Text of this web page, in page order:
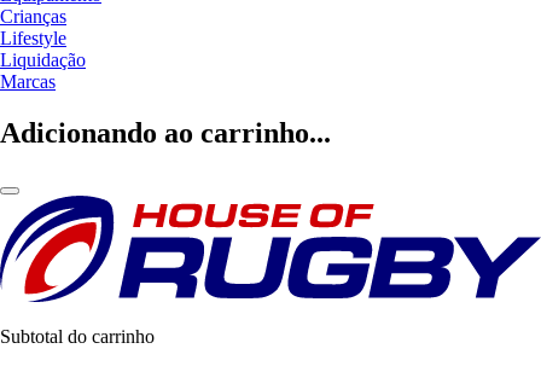
Crianças
Lifestyle
Liquidação
Marcas
Adicionando ao carrinho...
Subtotal do carrinho